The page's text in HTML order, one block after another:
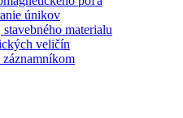
únikov
materialu
veličín